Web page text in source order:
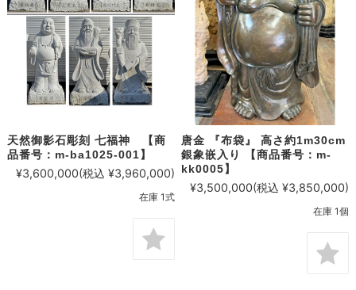
天然御影石彫刻 七福神 【商
品番号：m-ba1025-001】
¥3,600,000(税込 ¥3,960,000)
在庫 1式
唐金 『布袋』 高さ約1m30cm
銀象嵌入り 【商品番号：m-
kk0005】
¥3,500,000(税込 ¥3,850,000)
在庫 1個